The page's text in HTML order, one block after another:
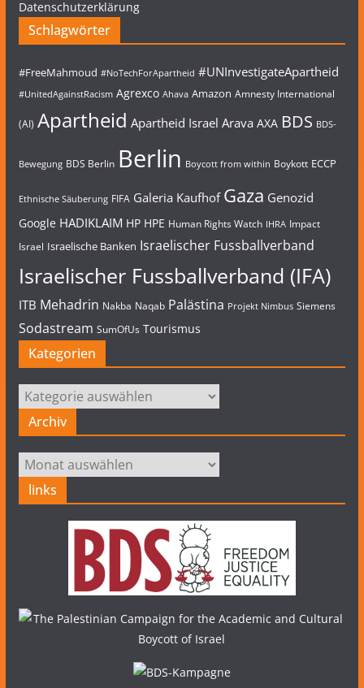
Datenschutzerklärung
Schlagwörter
#FreeMahmoud #NoTechForApartheid #UNInvestigateApartheid
#UnitedAgainstRacism Agrexco Ahava Amazon Amnesty International
(AI) Apartheid Apartheid Israel Arava AXA BDS BDS-
Bewegung BDS Berlin Berlin Boycott from within Boykott ECCP
Ethnische Säuberung FIFA Galeria Kaufhof Gaza Genozid
Google HADIKLAIM HP HPE Human Rights Watch IHRA Impact
Israel Israelische Banken Israelischer Fussballverband
Israelischer Fussballverband (IFA)
ITB Mehadrin Nakba Naqab Palästina Projekt Nimbus Siemens
Sodastream SumOfUs Tourismus
Kategorien
Kategorien
Archiv
Archiv
links